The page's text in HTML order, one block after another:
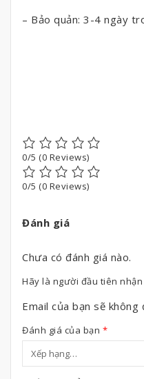
– Bảo quản: 3-4 ngày
0/5 (0 Reviews)
0/5 (0 Reviews)
Đánh giá
Chưa có đánh giá nào.
Hãy là người đầu tiên
Email của bạn sẽ
Đánh giá của bạn *